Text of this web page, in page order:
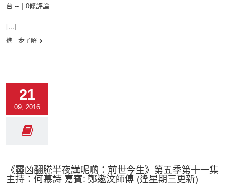
台 --
0條評論
[...]
進一步了解
21
09, 2016
《靈凶翻騰半夜講呢啲：前世今生》第五季第十一集
主持：何慕詩 嘉賓: 鄭遨汶師傅 (逢星期三更新)